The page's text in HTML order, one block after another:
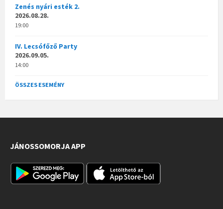
Zenés nyári esték 2.
2026.08.28.
19:00
IV. Lecsófőző Party
2026.09.05.
14:00
ÖSSZES ESEMÉNY
JÁNOSSOMORJA APP